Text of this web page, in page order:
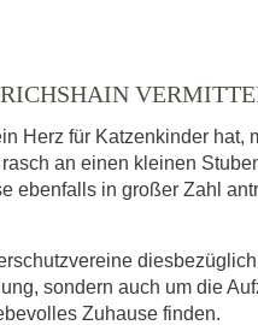
Herz für Katzenkinder hat,
an einen kleinen
ebenfalls in großer Zahl
sondern auch um die
Zuhause finden.